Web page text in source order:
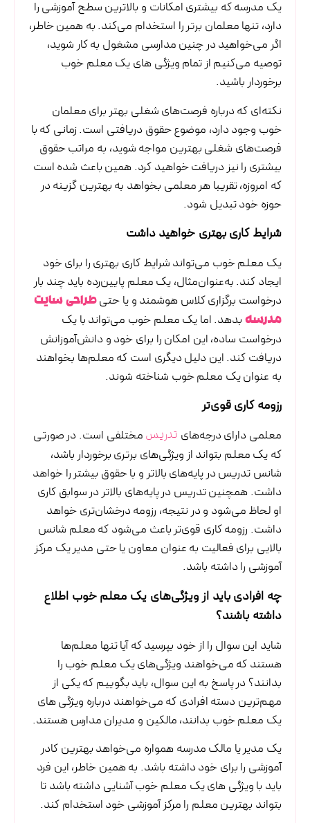
یک مدرسه که بیشتری امکانات و بالاترین سطح آموزشی را
دارد، تنها معلمان برتر را استخدام می‌کند. به همین خاطر،
اگر می‌خواهید در چنین مدارسی مشغول به کار شوید،‌
توصیه می‌کنیم از تمام ویژگی های یک معلم خوب
برخوردار باشید.
نکته‌ای که درباره فرصت‌های شغلی بهتر برای معلمان
خوب وجود دارد، موضوع حقوق دریافتی است. زمانی که با
فرصت‌های شغلی بهترین مواجه شوید، به مراتب حقوق
بیشتری را نیز دریافت خواهید کرد. همین باعث شده است
که امروزه، تقریبا هر معلمی بخواهد به بهترین گزینه در
حوزه خود تبدیل شود.
شرایط کاری بهتری خواهید داشت
یک معلم خوب می‌تواند شرایط کاری بهتری را برای خود
ایجاد کند. به‌عنوان‌مثال، یک معلم پایین‌رده باید چند بار
درخواست برگزاری کلاس هوشمند و یا حتیطراحی سایت
مدرسه بدهد. اما یک معلم خوب می‌تواند با یک
درخواست ساده، این امکان را برای خود و دانش‌آموزانش
دریافت کند. این دلیل دیگری است که معلم‌ها بخواهند
به عنوان یک معلم خوب شناخته شوند.
رزومه کاری قوی‌تر
معلمی دارای درجه‌های تدریس مختلفی است. در صورتی
که یک معلم بتواند از ویژگی‌های برتری برخوردار باشد،
شانس تدریس در پایه‌های بالاتر و با حقوق بیشتر را خواهد
داشت. همچنین تدریس در پایه‌های بالاتر در سوابق کاری
او لحاظ می‌شود و در نتیجه، رزومه درخشان‌تری خواهد
داشت. رزومه کاری قوی‌تر باعث می‌شود که معلم شانس
بالایی برای فعالیت به عنوان معاون یا حتی مدیر یک مرکز
آموزشی را داشته باشد.
چه افرادی باید از ویژگی‌های یک معلم خوب اطلاع
داشته باشند؟
شاید این سوال را از خود بپرسید که آیا تنها معلم‌ها
هستند که می‌خواهند ویژگی‌های یک معلم خوب را
بدانند؟ در پاسخ به این سوال، باید بگوییم که یکی از
مهم‌ترین دسته افرادی که می‌خواهند درباره ویژگی های
یک معلم خوب بدانند، مالکین و مدیران مدارس هستند.
یک مدیر یا مالک مدرسه همواره می‌خواهد بهترین کادر
آموزشی را برای خود داشته باشد. به همین خاطر، این فرد
باید با ویژگی های یک معلم خوب آشنایی داشته باشد تا
بتواند بهترین معلم را مرکز آموزشی خود استخدام کند.